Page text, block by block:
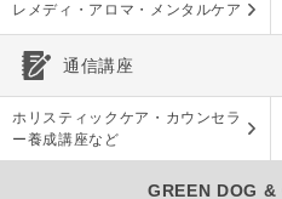
レメディ・アロマ・メンタルケア
通信講座
ホリスティックケア・カウンセラ
ー養成講座など
GREEN DOG &